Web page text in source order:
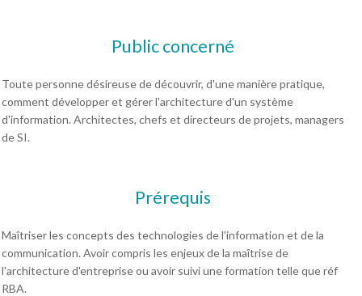
Public concerné
Toute personne désireuse de découvrir, d'une manière pratique,
comment développer et gérer l'architecture d'un système
d'information. Architectes, chefs et directeurs de projets, managers
de SI.
Prérequis
Maîtriser les concepts des technologies de l'information et de la
communication. Avoir compris les enjeux de la maîtrise de
l'architecture d'entreprise ou avoir suivi une formation telle que réf
RBA.